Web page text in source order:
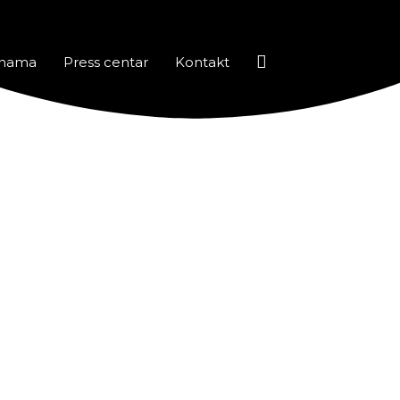
Press centar Kontakt Pretraga